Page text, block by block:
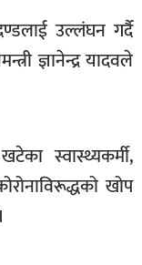
उल्लंघन गर्दै
ज्ञानेन्द्र यादवले
स्वास्थ्यकर्मी,
खोप